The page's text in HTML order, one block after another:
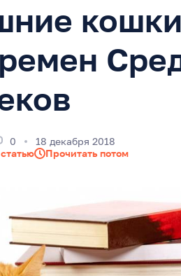
0
18 декабря 2018
Прочитать потом